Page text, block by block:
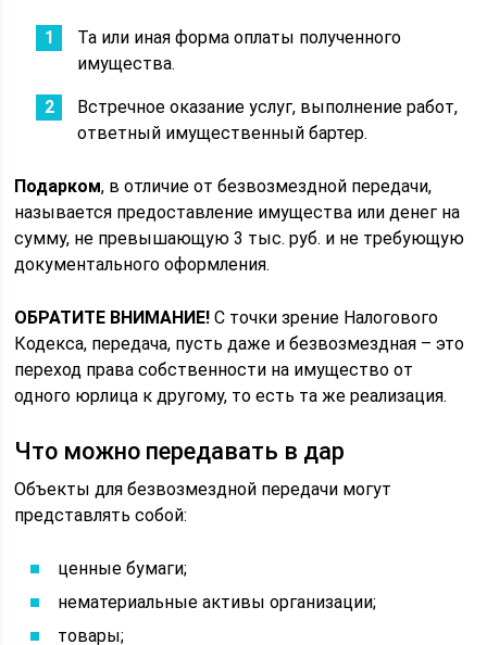
Та или иная форма оплаты полученного
имущества.
Встречное оказание услуг, выполнение работ,
ответный имущественный бартер.
Подарком, в отличие от безвозмездной передачи,
называется предоставление имущества или денег на
сумму, не превышающую 3 тыс. руб. и не требующую
документального оформления.
ОБРАТИТЕ ВНИМАНИЕ! С точки зрение Налогового
Кодекса, передача, пусть даже и безвозмездная – это
переход права собственности на имущество от
одного юрлица к другому, то есть та же реализация.
Что можно передавать в дар
Объекты для безвозмездной передачи могут
представлять собой:
ценные бумаги;
нематериальные активы организации;
товары;